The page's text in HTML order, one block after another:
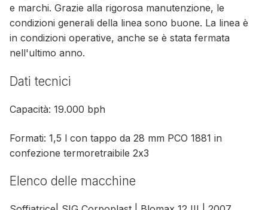
e marchi. Grazie alla rigorosa manutenzione, le
condizioni generali della linea sono buone. La linea è
in condizioni operative, anche se è stata fermata
nell'ultimo anno.
Dati tecnici
Capacità: 19.000 bph
Formati: 1,5 l con tappo da 28 mm PCO 1881 in
confezione termoretraibile 2x3
Elenco delle macchine